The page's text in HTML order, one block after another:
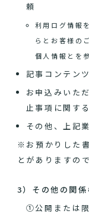
頼
利用ログ情報
らとお客様の
個人情報とを
記事コンテン
お申込みいた
止事項に関す
その他、上記
※お預かりした
とがありますの
3）その他の関
①公開または